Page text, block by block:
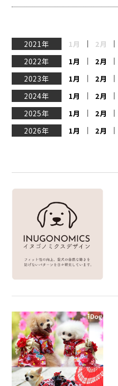
2021年 1月 2月
2022年
1月 2月
2023年
1月 2月
2024年
1月 2月
2025年
1月 2月
2026年
1月 2月